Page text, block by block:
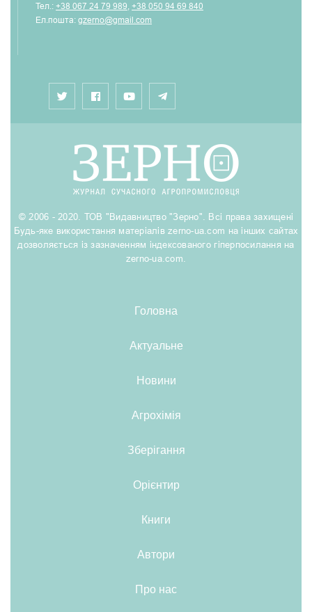
Тел.: +38 067 24 79 989, +38 050 94 69 840
Ел.пошта: gzerno@gmail.com
© 2006 - 2020. ТОВ "Видавництво "Зерно". Всі права захищені
Будь-яке використання матеріалів zerno-ua.com на інших сайтах
дозволяється із зазначенням індексованого гіперпосилання на
zerno-ua.com.
Головна
Актуальне
Новини
Агрохімія
Зберігання
Орієнтир
Книги
Автори
Про нас